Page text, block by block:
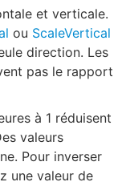
et verticale.
ou ScaleVertical
direction. Les
pas le rapport
à 1 réduisent
valeurs
Pour inverser
une valeur de